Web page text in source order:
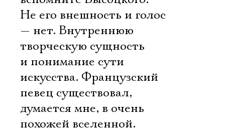
Не его внешность и голос
— нет. Внутреннюю
творческую сущность
и понимание сути
искусства. Французский
певец существовал,
думается мне, в очень
похожей вселенной.